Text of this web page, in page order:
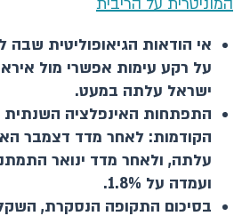
אי הודאות הגיאופוליטית שבה
על רקע עימות אפשרי מול
ישראל עלתה במעט.
התפתחות האינפלציה
הקודמות: לאחר מדד דצמבר
עלתה, ולאחר מדד ינואר
ועמדה על 1.8%.
בסיכום התקופה הנסקרת,